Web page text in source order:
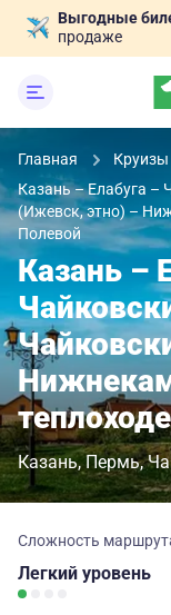
Выгодные
продаже
Главная Круизы
Казань – Елабуга –
(Ижевск, этно) –
Полевой
Казань –
Казань Пермь
Сложность
Легкий уровень